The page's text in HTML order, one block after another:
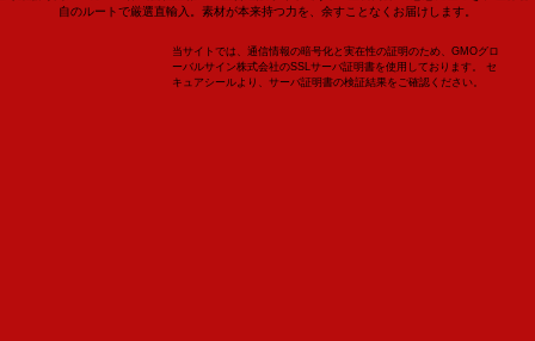
自のルートで厳選直輸入。素材が本来持つ力を、余すことなくお届けします。
当サイトでは、通信情報の暗号化と実在性の証明のため、GMOグロ
ーバルサイン株式会社のSSLサーバ証明書を使用しております。 セ
キュアシールより、サーバ証明書の検証結果をご確認ください。